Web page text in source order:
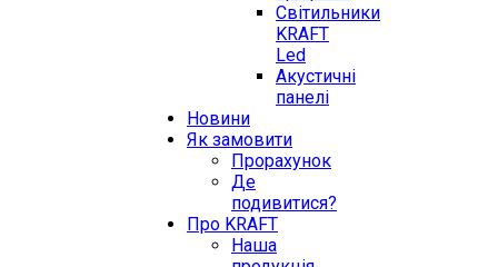
Світильники
KRAFT
Led
Акустичні
панелі
Новини
Як замовити
Прорахунок
Де
подивитися?
Про KRAFT
Наша